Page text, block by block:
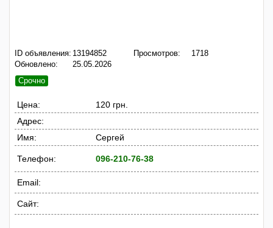
ID объявления: 13194852
Обновлено:
25.05.2026
Просмотров: 1718
Срочно
Цена:
120 грн.
Адрес:
Имя:
Сергей
Телефон: 096-210-76-38
Email:
Сайт: